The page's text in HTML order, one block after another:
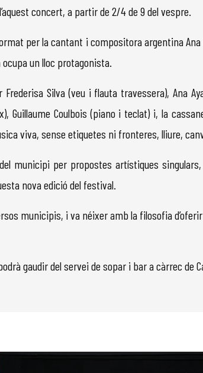
concert, a partir de 2/4 de 9 del vespre.
per la cantant i compositora argentina
un lloc protagonista.
Silva (veu i flauta travessera), Ana
Guillaume Coulbois (piano i teclat) i, la
viva, sense etiquetes ni fronteres, lliure,
municipi per propostes artístiques
nova edició del festival.
municipis, i va néixer amb la filosofia
gaudir del servei de sopar i bar a càrrec de